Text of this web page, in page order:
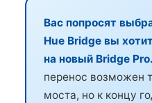
Вас попросят
Hue Bridge вы
на новый Bridge Pro.
перенос возможен
моста, но к концу